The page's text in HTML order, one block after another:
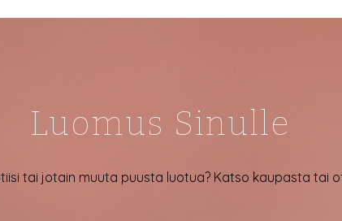
Luomus Sinulle
tai jotain muuta puusta luotua? Katso kaupasta tai